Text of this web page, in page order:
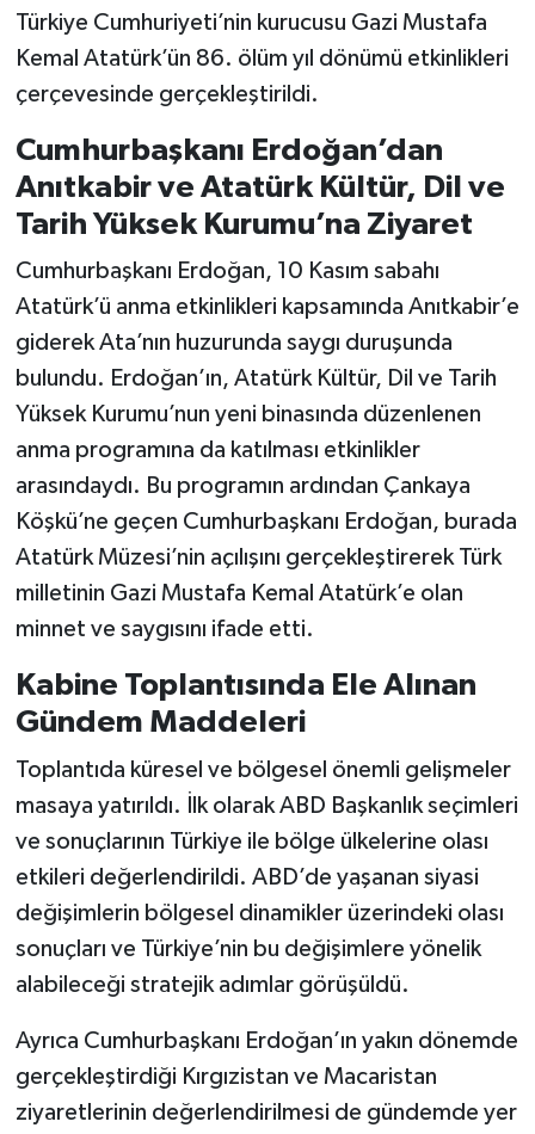
Türkiye Cumhuriyeti’nin kurucusu Gazi Mustafa
Kemal Atatürk’ün 86. ölüm yıl dönümü etkinlikleri
çerçevesinde gerçekleştirildi.
Cumhurbaşkanı Erdoğan’dan
Anıtkabir ve Atatürk Kültür, Dil ve
Tarih Yüksek Kurumu’na Ziyaret
Cumhurbaşkanı Erdoğan, 10 Kasım sabahı
Atatürk’ü anma etkinlikleri kapsamında Anıtkabir’e
giderek Ata’nın huzurunda saygı duruşunda
bulundu. Erdoğan’ın, Atatürk Kültür, Dil ve Tarih
Yüksek Kurumu’nun yeni binasında düzenlenen
anma programına da katılması etkinlikler
arasındaydı. Bu programın ardından Çankaya
Köşkü’ne geçen Cumhurbaşkanı Erdoğan, burada
Atatürk Müzesi’nin açılışını gerçekleştirerek Türk
milletinin Gazi Mustafa Kemal Atatürk’e olan
minnet ve saygısını ifade etti.
Kabine Toplantısında Ele Alınan
Gündem Maddeleri
Toplantıda küresel ve bölgesel önemli gelişmeler
masaya yatırıldı. İlk olarak ABD Başkanlık seçimleri
ve sonuçlarının Türkiye ile bölge ülkelerine olası
etkileri değerlendirildi. ABD’de yaşanan siyasi
değişimlerin bölgesel dinamikler üzerindeki olası
sonuçları ve Türkiye’nin bu değişimlere yönelik
alabileceği stratejik adımlar görüşüldü.
Ayrıca Cumhurbaşkanı Erdoğan’ın yakın dönemde
gerçekleştirdiği Kırgızistan ve Macaristan
ziyaretlerinin değerlendirilmesi de gündemde yer